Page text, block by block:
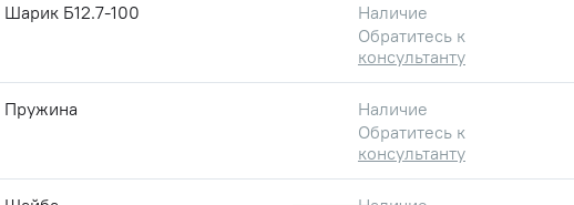
Шарик Б12.7-100
Наличие
Обратитесь к
консультанту
Пружина
Наличие
Обратитесь к
консультанту